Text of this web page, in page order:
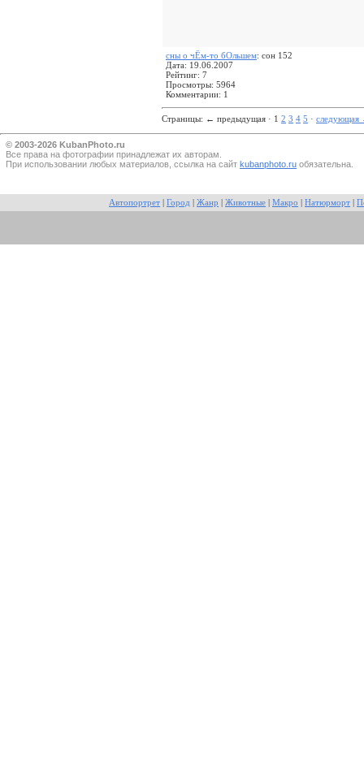
сны о чЁм-то бОльшем: сон 152
Дата: 19.06.2007
Рейтинг: 7
Просмотры: 5964
Комментарии: 1
Страницы: ← предыдущая · 1 2 3 4 5 · следующая
© 2003-2026 KubanPhoto.ru
Все прaва на фотографии принадлежат их авторам.
При использовании любых материалов, ссылка на сайт kubanphoto.ru обязательна.
Автопортрет Город Жанр Животные Макро Натюрморт